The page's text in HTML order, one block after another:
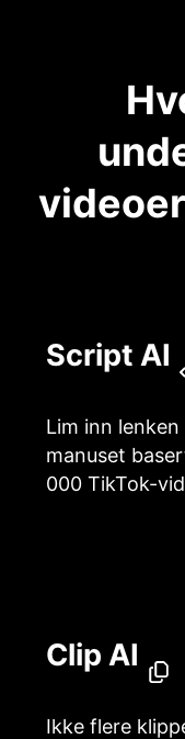
Script AI
Lim inn
manuset
000 TikTok-
Clip AI
Ikke flere